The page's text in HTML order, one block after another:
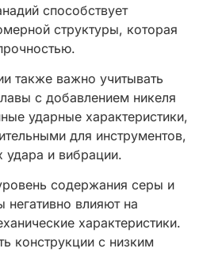
способствует
структуры, которая
также важно учитывать
с добавлением никеля
ударные характеристики,
для инструментов,
удара и вибрации.
содержания серы и
влияют на
характеристики.
конструкции с низким